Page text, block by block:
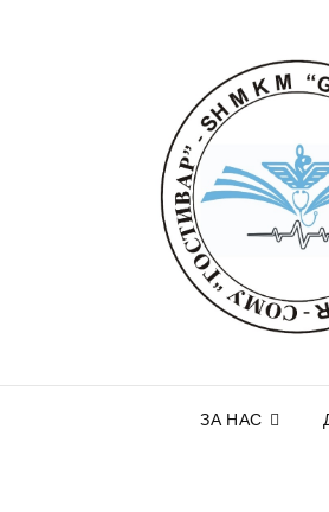
ЗА НАС